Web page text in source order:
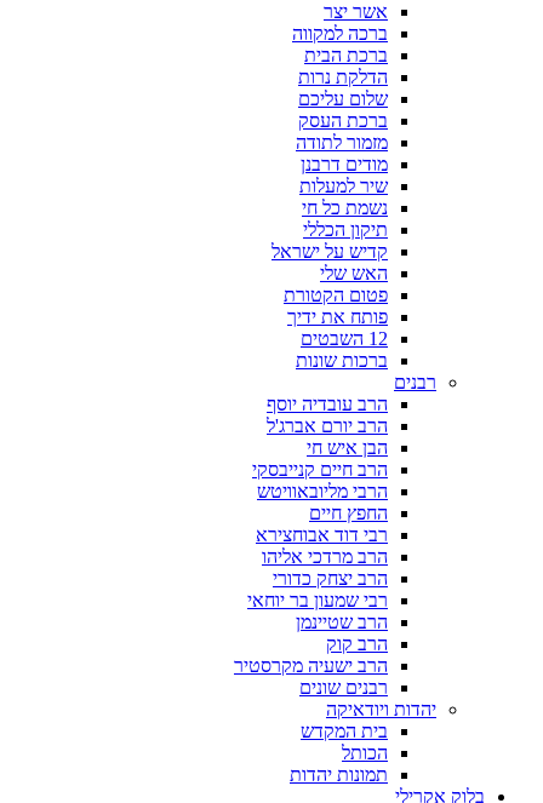
אשר יצר
ברכה למקווה
ברכת הבית
הדלקת נרות
שלום עליכם
ברכת העסק
מזמור לתודה
מודים דרבנן
שיר למעלות
נשמת כל חי
תיקון הכללי
קדיש על ישראל
האש שלי
פטום הקטורת
פותח את ידיך
12 השבטים
ברכות שונות
רבנים
הרב עובדיה יוסף
הרב יורם אברג'ל
הבן איש חי
הרב חיים קנייבסקי
הרבי מליובאוויטש
החפץ חיים
רבי דוד אבוחצירא
הרב מרדכי אליהו
הרב יצחק כדורי
רבי שמעון בר יוחאי
הרב שטיינמן
הרב קוק
הרב ישעיה מקרסטיר
רבנים שונים
יהדות ויודאיקה
בית המקדש
הכותל
תמונות יהדות
בלוק אקרילי